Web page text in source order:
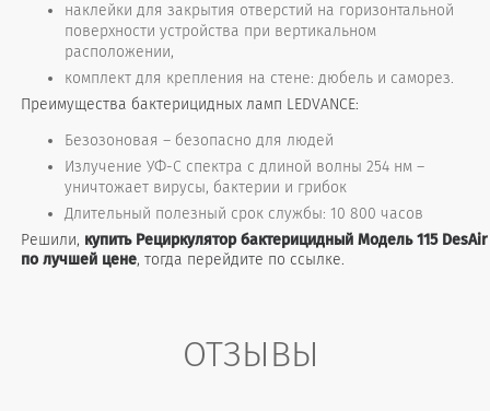
наклейки для закрытия отверстий на горизонтальной
поверхности устройства при вертикальном
расположении,
комплект для крепления на стене: дюбель и саморез.
Преимущества бактерицидных ламп LEDVANCE:
Безозоновая – безопасно для людей
Излучение УФ-С спектра с длиной волны 254 нм –
уничтожает вирусы, бактерии и грибок
Длительный полезный срок службы: 10 800 часов
Решили, купить Рециркулятор бактерицидный Модель 115 DesAir
по лучшей цене, тогда перейдите по ссылке.
ОТЗЫВЫ